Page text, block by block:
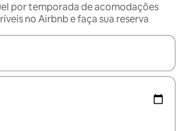
por temporada de acomodações
no Airbnb e faça sua reserva
estiverem disponíveis, explore-os